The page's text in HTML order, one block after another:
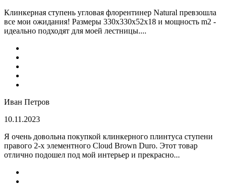
Клинкерная ступень угловая флорентинер Natural превзошла
все мои ожидания! Размеры 330х330х52х18 и мощность m2 -
идеально подходят для моей лестницы....
Иван Петров
10.11.2023
Я очень довольна покупкой клинкерного плинтуса ступени
правого 2-х элементного Cloud Brown Duro. Этот товар
отлично подошел под мой интерьер и прекрасно...